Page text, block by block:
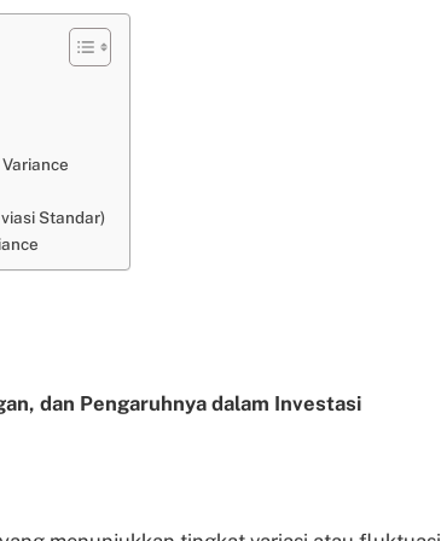
Standar)
dan Pengaruhnya dalam Investasi